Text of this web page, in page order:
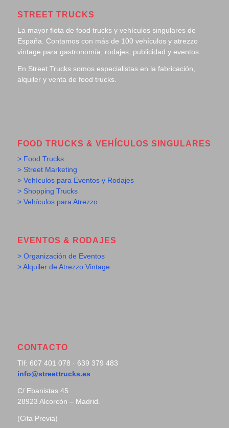
STREET TRUCKS
La mayor flota de food trucks y vehículos singulares de
España. Contamos con más de 100 vehículos y atrezzo
vintage para gastronomía, rodajes, publicidad y eventos.
En Street Trucks somos especialistas en la fabricación,
alquiler y venta de food trucks.
FOOD TRUCKS & VEHÍCULOS SINGULARES
> Food Trucks
> Street Marketing
> Vehículos para Eventos y Rodajes
> Shopping Trucks
> Vehículos para Atrezzo
EVENTOS & RODAJES
> Organización de Eventos
> Alquiler de Atrezzo Vintage
CONTACTO
Tlf: 607 401 078 · 639 379 483
info@streettrucks.es
C/ Ebanistas 45.
28923 Alcorcón – Madrid.
(Cita Previa)